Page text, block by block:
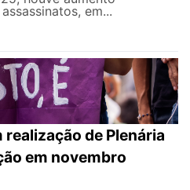
em...
de Plenária
em novembro